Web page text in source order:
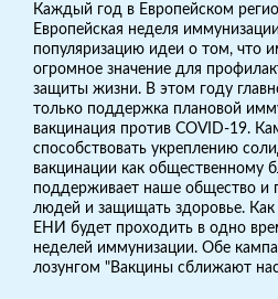
Каждый год в Европейском
Европейская неделя
популяризацию идеи о том, что
огромное значение для
защиты жизни. В этом году
только поддержка плановой
вакцинация против COVID-19.
способствовать укреплению
вакцинации как общественному
поддерживает наше общество и
людей и защищать здоровье.
ЕНИ будет проходить в одно
неделей иммунизации. Обе
лозунгом "Вакцины сближают